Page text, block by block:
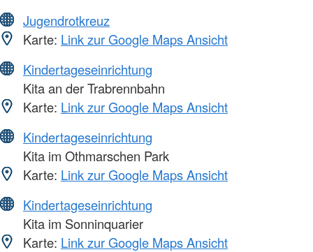
Jugendrotkreuz
Karte: Link zur Google Maps Ansicht
Kindertageseinrichtung
Kita an der Trabrennbahn
Karte: Link zur Google Maps Ansicht
Kindertageseinrichtung
Kita im Othmarschen Park
Karte: Link zur Google Maps Ansicht
Kindertageseinrichtung
Kita im Sonninquarier
Karte: Link zur Google Maps Ansicht